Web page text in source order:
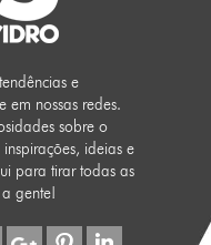
e
em nossas redes.
sobre o
ideias e
para tirar todas as
gente!